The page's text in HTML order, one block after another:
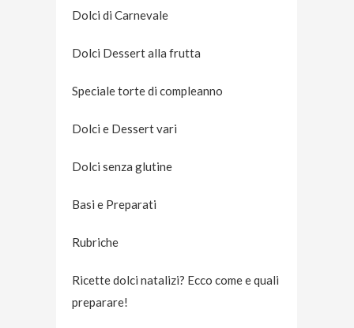
Dolci di Carnevale
Dolci Dessert alla frutta
Speciale torte di compleanno
Dolci e Dessert vari
Dolci senza glutine
Basi e Preparati
Rubriche
Ricette dolci natalizi? Ecco come e quali
preparare!